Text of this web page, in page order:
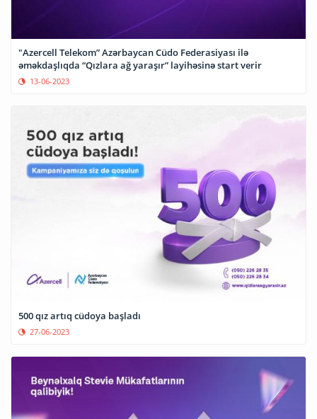
"Azercell Telekom” Azərbaycan Cüdo Federasiyası ilə
əməkdaşlıqda “Qızlara ağ yaraşır” layihəsinə start verir
13-06-2023
500 qız artıq cüdoya başladı
27-06-2023